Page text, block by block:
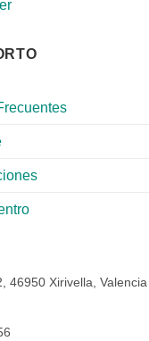
46950 Xirivella, Valencia